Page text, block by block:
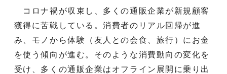
コロナ禍が収束し、多くの通販企業が新規顧客
獲得に苦戦している。消費者のリアル回帰が進
み、モノから体験（友人との会食、旅行）にお金
を使う傾向が進む。そのような消費動向の変化を
受け、多くの通販企業はオフライン展開に乗り出